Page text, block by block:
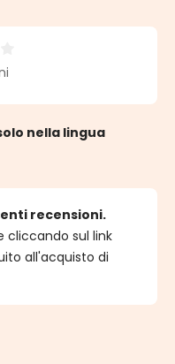
nella lingua
recensioni.
cliccando sul link
all'acquisto di